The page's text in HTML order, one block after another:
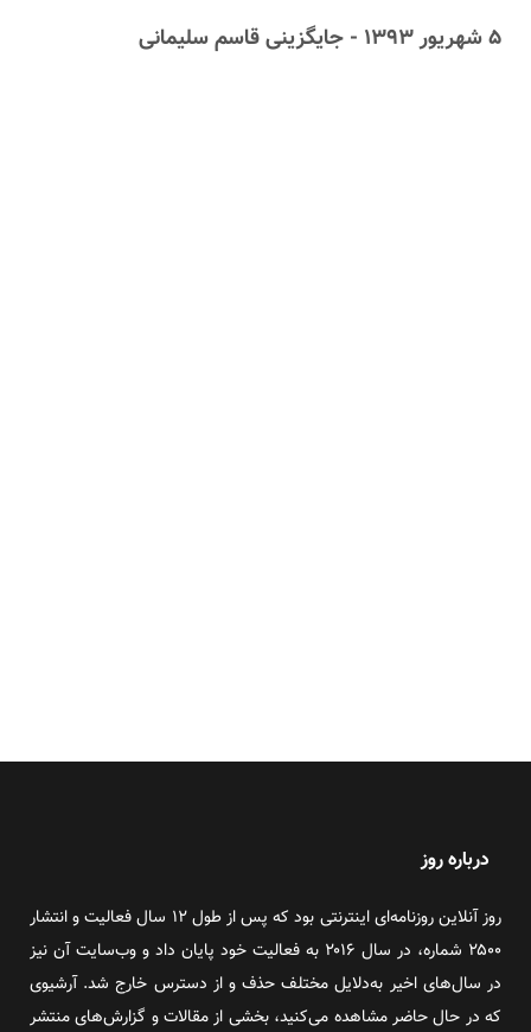
۵ شهریور ۱۳۹۳ - جایگزینی قاسم سلیمانی
درباره روز
روز آنلاین روزنامه‌ای اینترنتی بود که پس از طول ۱۲ سال فعالیت و انتشار
۲۵۰۰ شماره، در سال ۲۰۱۶ به فعالیت خود پایان داد و وب‌سایت آن نیز
در سال‌های اخیر به‌دلایل مختلف حذف و از دسترس خارج شد. آرشیوی
که در حال حاضر مشاهده می‌کنید، بخشی از مقالات و گزارش‌های منتشر